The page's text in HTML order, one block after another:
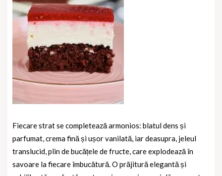
Fiecare strat se completează armonios: blatul dens și
parfumat, crema fină și ușor vanilată, iar deasupra, jeleul
translucid, plin de bucățele de fructe, care explodează în
savoare la fiecare îmbucătură. O prăjitură elegantă și